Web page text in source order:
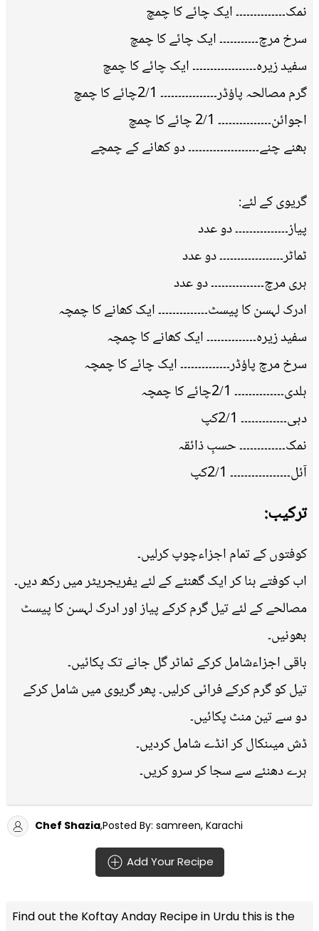
نمک۔۔۔۔۔۔۔۔۔۔۔۔۔۔ ایک چائے کا چمچ
سرخ مرچ۔۔۔۔۔۔۔۔۔۔۔ ایک چائے کا چمچ
سفید زیرہ۔۔۔۔۔۔۔۔۔۔۔۔۔۔۔۔۔۔ ایک چائے کا چمچ
گرم مصالحہ پاﺅڈر۔۔۔۔۔۔۔۔۔۔۔۔۔۔۔۔ 2/1چائے کا چمچ
اجوائن۔۔۔۔۔۔۔۔۔۔۔۔۔۔۔ 2/1 چائے کا چمچ
بھنے چنے۔۔۔۔۔۔۔۔۔۔۔۔۔۔۔۔۔۔۔۔ دو کھانے کے چمچے
گریوی کے لئے:
پیاز۔۔۔۔۔۔۔۔۔۔۔۔۔۔۔ دو عدد
ٹماٹر۔۔۔۔۔۔۔۔۔۔۔۔۔۔۔۔۔۔ دو عدد
ہری مرچ۔۔۔۔۔۔۔۔۔۔۔۔۔۔۔ دو عدد
ادرک لہسن کا پیسٹ۔۔۔۔۔۔۔۔۔۔۔۔۔۔ ایک کھانے کا چمچہ
سفید زیرہ۔۔۔۔۔۔۔۔۔۔۔۔۔۔ ایک کھانے کا چمچہ
سرخ مرچ پاﺅڈر۔۔۔۔۔۔۔۔۔۔۔۔۔۔ ایک چائے کا چمچہ
ہلدی۔۔۔۔۔۔۔۔۔۔۔۔۔۔ 2/1چائے کا چمچہ
دہی۔۔۔۔۔۔۔۔۔۔۔۔۔ 2/1کپ
نمک۔۔۔۔۔۔۔۔۔۔۔۔۔ حسبِ ذائقہ
آئل۔۔۔۔۔۔۔۔۔۔۔۔۔۔۔۔۔ 2/1کپ
ترکیب:
کوفتوں کے تمام اجزاءچوپ کرلیں۔
اب کوفتے بنا کر ایک گھنٹے کے لئے یفریجریٹر میں رکھ دیں۔
مصالحے کے لئے تیل گرم کرکے پیاز اور ادرک لہسن کا پیسٹ
بھونیں۔
باقی اجزاءشامل کرکے ٹماٹر گل جانے تک پکائیں۔
تیل کو گرم کرکے فرائی کرلیں۔ پھر گریوی میں شامل کرکے
دو سے تین منٹ پکائیں۔
ڈش میںنکال کر انڈے شامل کردیں۔
ہرے دھنئے سے سجا کر سرو کریں۔
Chef Shazia,Posted By: samreen, Karachi
Add Your Recipe
Find out the Koftay Anday Recipe in Urdu this is the